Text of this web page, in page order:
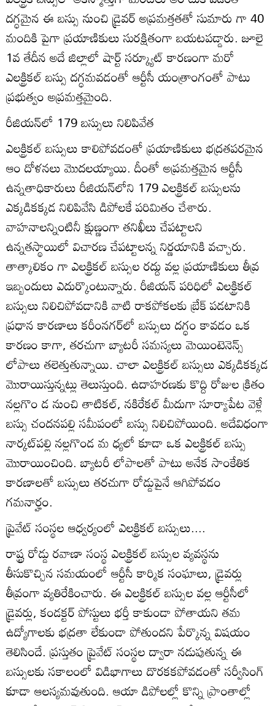
దగ్ధమైన ఈ బస్సు నుంచి డ్రైవర్‌ అప్రమత్తతతో సుమారు గా 40
మందికి పైగా ప్రయాణికులు సురక్షితంగా బయటపడ్డారు. జూలై
1వ తేదీన అదే జిల్లాలో షార్ట్‌ సర్క్యూట్‌ కారణంగా మరో
ఎలక్ట్రికల్‌ బస్సు దగ్ధమవడంతో ఆర్టీసీ యంత్రాంగంతో పాటు
ప్రభుత్వం అప్రమత్తమైంది.
రీజియన్‌లో 179 బస్సులు నిలిపివేత
ఎలక్ట్రికల్‌ బస్సులు కాలిపోవడంతో ప్రయాణికులు భద్రతపరమైన
ఆం దోళనలు మొదలయ్యాయి. దీంతో అప్రమత్తమైన ఆర్టీసీ
ఉన్నతాధికారులు రీజియన్‌లోని 179 ఎలక్ట్రికల్‌ బస్సులను
ఎక్కడికక్కడ నిలిపివేసి డిపోలకే పరిమితం చేశారు.
వాహనాలన్నింటినీ క్షుణ్ణంగా తనిఖీలు చేపట్టాలని
ఉన్నతస్థాయిలో విచారణ చేపట్టాలన్న నిర్ణయానికి వచ్చారు.
తాత్కాలికం గా ఎలక్ట్రికల్‌ బస్సుల రద్దు వల్ల ప్రయాణికులు తీవ్ర
ఇబ్బందులు ఎదుర్కొంటున్నారు. రీజియన్‌ పరిధిలో ఎలక్ట్రికల్‌
బస్సులు నిలిచిపోవడానికి వాటి రాకపోకలకు బ్రేక్‌ పడటానికి
ప్రధాన కారణాలు కరీంనగర్‌లో బస్సులు దగ్ధం కావడం ఒక
కారణం కాగా, తరచుగా బ్యాటరీ సమస్యలు మెయింటెనెన్స్‌
లోపాలు తలెత్తుతున్నాయి. చాలా ఎలక్ట్రికల్‌ బస్సులు ఎక్కడికక్కడ
మొరాయిస్తున్నట్లు తెలుస్తుంది. ఉదాహరణకు కొద్ది రోజుల క్రితం
నల్లగొం డ నుంచి తాటికల్‌, నకిరేకల్‌ మీదుగా సూర్యాపేట వెళ్లే
బస్సు చందనపల్లి సమీపంలో బస్సు నిలిచిపోయింది. అదేవిధంగా
నార్కట్‌పల్లి నల్లగొండ మ ధ్యలో కూడా ఒక ఎలక్ట్రికల్‌ బస్సు
మొరాయించింది. బ్యాటరీ లోపాలతో పాటు అనేక సాంకేతిక
కారణాలతో బస్సులు తరచుగా రోడ్డుపైనే ఆగిపోవడం
గమనార్హం.
ప్రైవేట్‌ సంస్థల ఆధ్వర్యంలో ఎలక్ట్రికల్‌ బస్సులు....
రాష్ట్ర రోడ్డు రవాణా సంస్థ ఎలక్ట్రికల్‌ బస్సుల వ్యవస్థను
తీసుకొచ్చిన సమయంలో ఆర్టీసీ కార్మిక సంఘాలు, డ్రైవర్లు
తీవ్రంగా వ్యతిరేకించారు. ఈ ఎలక్ట్రికల్‌ బస్సుల వల్ల ఆర్టీసీలో
డ్రైవర్లు, కండక్టర్‌ పోస్టులు భర్తీ కాకుండా పోతాయని తమ
ఉద్యోగాలకు భద్రతా లేకుండా పోతుందని పేర్కొన్న విషయం
తెలిసిందే. ప్రస్తుతం ప్రైవేట్‌ సంస్థల ద్వారా నడుపుతున్న ఈ
బస్సులకు సకాలంలో విడిభాగాలు దొరకకపోవడంతో సర్వీసింగ్‌
కూడా ఆలస్యమవుతుంది. ఆయా డిపోలల్లో కొన్ని ప్రాంతాల్లో